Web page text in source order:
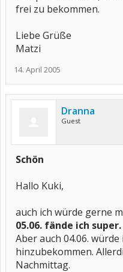
frei zu bekommen.
Liebe Grüße
Matzi
14. April 2005
Dranna
Guest
Schön
Hallo Kuki,
auch ich würde gerne
05.06. fände ich super.
Aber auch 04.06.
hinzubekommen.
Nachmittag.